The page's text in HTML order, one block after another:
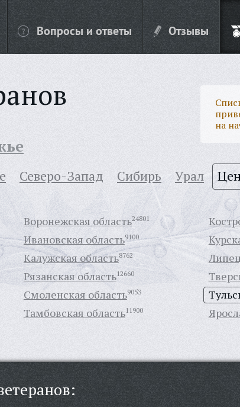
Вопросы и ответы Отзывы
на
Северо-Запад Сибирь Урал
Воронежская область24801
Ивановская область9100
Калужская область8762
Рязанская область12660
Смоленская область9053
Тамбовская область11900